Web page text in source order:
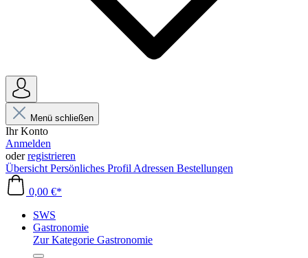
Menü schließen
Ihr Konto
Anmelden
oderregistrieren
Übersicht Persönliches Profil Adressen Bestellungen
0,00 €*
SWS
Gastronomie
Zur Kategorie Gastronomie